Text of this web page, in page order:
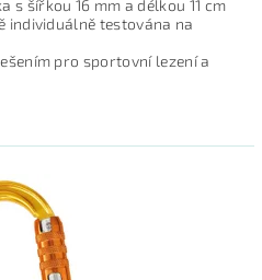
s šířkou 16 mm a délkou 11 cm
individuálně testována na
pro sportovní lezení a